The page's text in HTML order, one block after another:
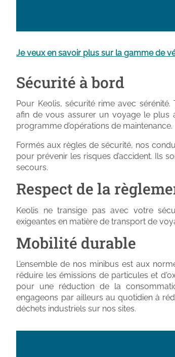
Je veux en savoir plus sur la gamme de
Sécurité à bord
Pour Keolis, sécurité rime avec
afin de vous assurer un voyage le plus
programme d’opérations de maintenance.
Formés aux règles de sécurité, nos
pour prévenir les risques d’accident. Ils
secours.
Respect de la
Keolis ne transige pas avec votre
exigeantes en matière de transport de
Mobilité durable
L’ensemble de nos minibus est aux
réduire les émissions de particules et
pour une réduction de la
engageons par ailleurs au quotidien à
déchets industriels sur nos sites.